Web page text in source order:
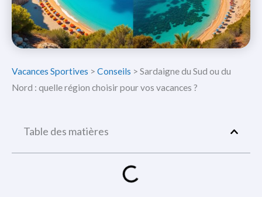
Vacances Sportives > Conseils > Sardaigne du Sud ou du
Nord : quelle région choisir pour vos vacances ?
Table des matières